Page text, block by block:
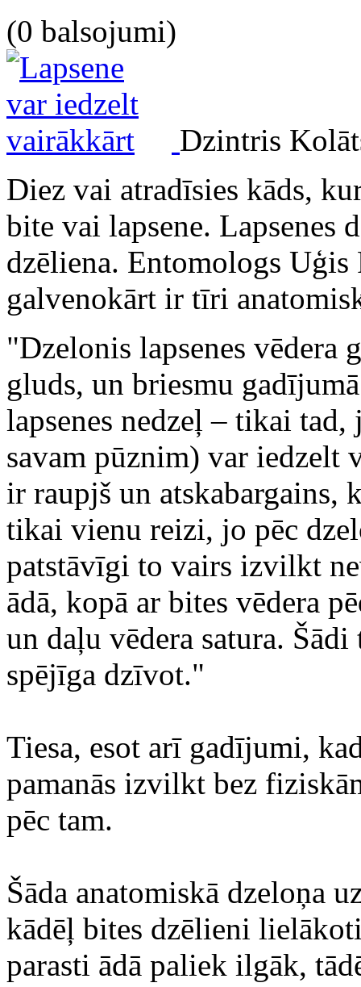
(0 balsojumi)
Dzintris
Diez vai atradīsies kāds,
bite vai lapsene. Lapsenes
dzēliena. Entomologs
galvenokārt ir tīri
"Dzelonis lapsenes
gluds, un briesmu
lapsenes nedzeļ – tikai
savam pūznim) var iedzelt
ir raupjš un atskabargains,
tikai vienu reizi, jo pēc
patstāvīgi to vairs izvilkt
ādā, kopā ar bites vēdera
un daļu vēdera satura.
spējīga dzīvot."
Tiesa, esot arī gadījumi,
pamanās izvilkt bez
pēc tam.
Šāda anatomiskā dzeloņa
kādēļ bites dzēlieni
parasti ādā paliek ilgāk,